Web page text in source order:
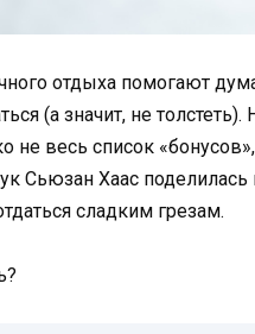
отдыха помогают
(а значит, не толстеть).
не весь список
Сьюзан Хаас
сладким грезам.